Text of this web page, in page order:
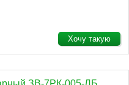
Хочу такую